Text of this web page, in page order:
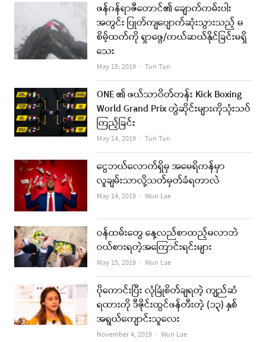
ဖန်ဂန်ရာဇီတောင်၏ ချောက်ကမ်းပါး
အတွင်း ပြုတ်ကျပျောက်ဆုံးသွားသည့် မ
စိမ့်ထက်ကို ရှာဖွေ/ကယ်ဆယ်နိုင်ခြင်းမရှိ
သေး
May 15, 2019 Author
Tun Tun
ONE ၏ ဖယ်သာဝိတ်တန်း Kick Boxing
World Grand Prix တွဲဆိုင်းများကိုသုံးသပ်
ကြည့်ခြင်း
May 14, 2019 Author
Tun Tun
ငွေဘယ်လောက်ရှိမှ အမေရိကန်မှာ
လူချမ်းသာလို့သတ်မှတ်ခံရတာလဲ
May 14, 2019 Author
Wun Lae
ဝန်ထမ်းတွေ နေ့လည်စာထည့်မလာဘဲ
ဝယ်စားရတဲ့အကြောင်းရင်းများ
May 15, 2019 Author
Wun Lae
ပိုကောင်းပြီး လုံခြုံစိတ်ချရတဲ့ ကျည်ဆံ
ရထားကို ဒီဇိုင်းထွင်ဖန်တီးတဲ့ (၁၃) နှစ်
အရွယ်ကျောင်းသူလေး
November 4, 2019 Author
Wun Lae